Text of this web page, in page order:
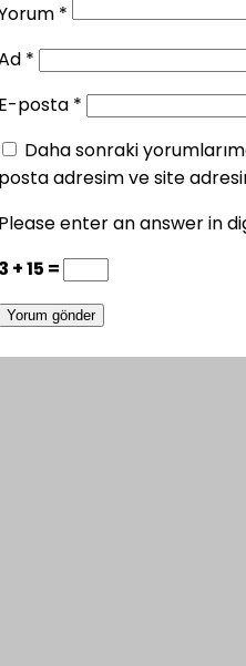
*
*
posta *
Daha sonraki
adresim ve site
enter an answer in
+ 15 =